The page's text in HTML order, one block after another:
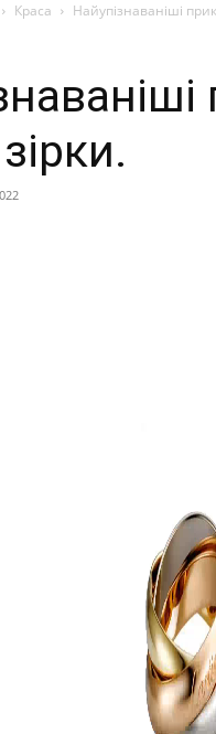
Краса Найупізнаваніші